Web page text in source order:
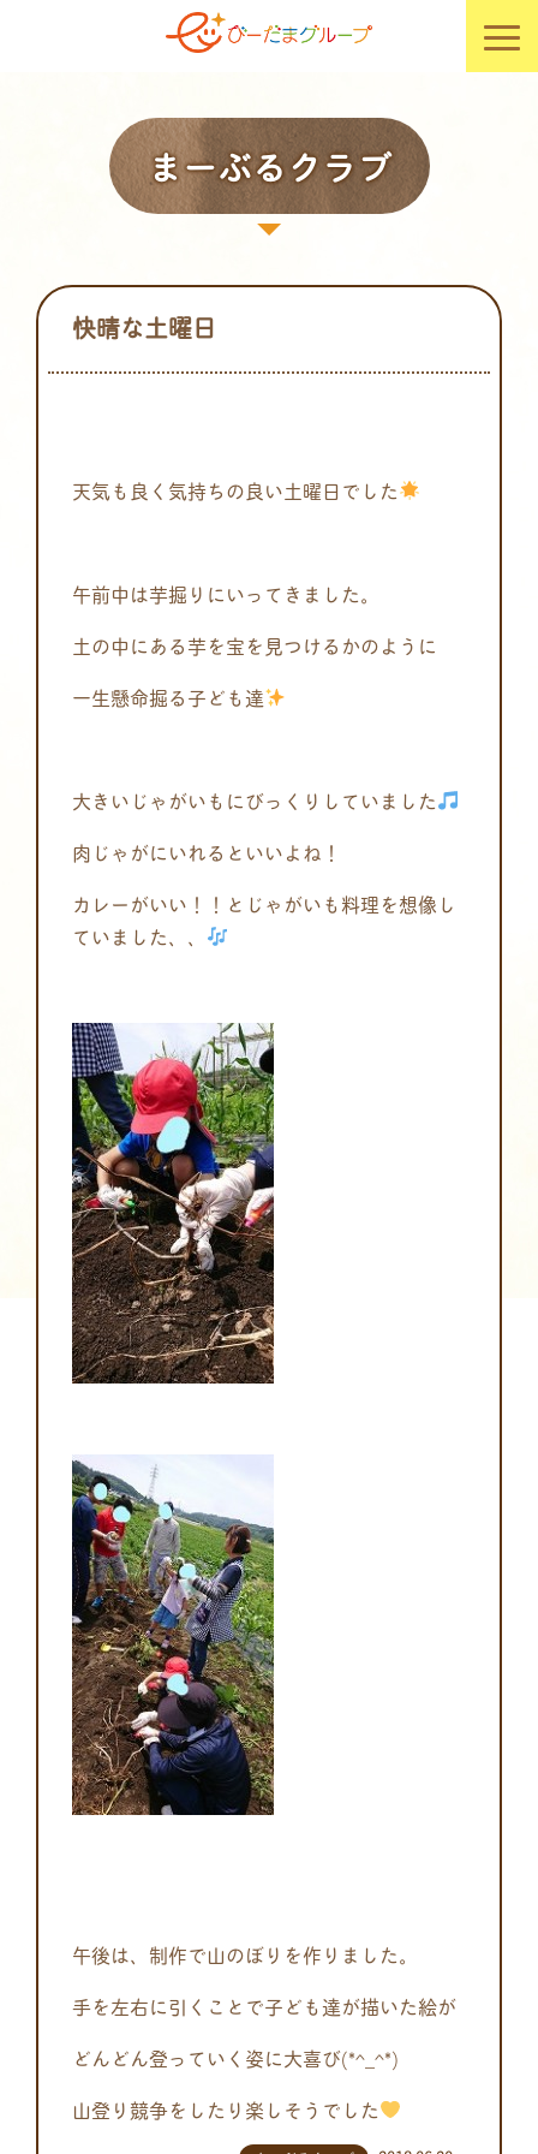
まーぶるクラブ
快晴な土曜日
天気も良く気持ちの良い土曜日でした
午前中は芋掘りにいってきました。
土の中にある芋を宝を見つけるかのように
一生懸命掘る子ども達
大きいじゃがいもにびっくりしていました
肉じゃがにいれるといいよね！
カレーがいい！！とじゃがいも料理を想像し
ていました、、
午後は、制作で山のぼりを作りました。
手を左右に引くことで子ども達が描いた絵が
どんどん登っていく姿に大喜び(*^_^*)
山登り競争をしたり楽しそうでした